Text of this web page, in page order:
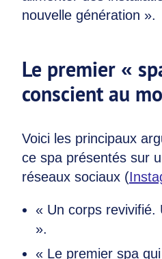
nouvelle génération ».
Le premier «
conscient au
Voici les principaux
ce spa présentés sur
réseaux sociaux (
« Un corps revivifié.
».
« Le premier spa